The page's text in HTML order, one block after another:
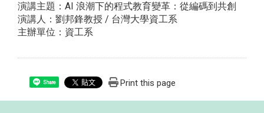
演講主題：AI 浪潮下的程式教育變革：從編碼到共創
演講人：劉邦鋒教授 / 台灣大學資工系
主辦單位：資工系
Share Print this page